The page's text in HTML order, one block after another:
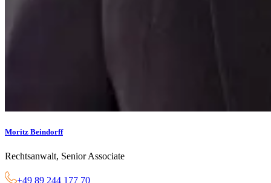
Moritz Beindorff
Rechtsanwalt, Senior Associate
+49 89 244 177 70